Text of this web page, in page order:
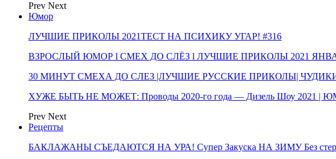
Prev Next
Юмор
ЛУЧШИЕ ПРИКОЛЫ 2021ТЕСТ НА ПСИХИКУ УГАР! #316
ВЗРОСЛЫЙ ЮМОР l СМЕХ ДО СЛЁЗ l ЛУЧШИЕ ПРИКОЛЫ 2021 ЯНВАРЬ
30 МИНУТ СМЕХА ДО СЛЕЗ |ЛУЧШИЕ РУССКИЕ ПРИКОЛЫ| ЧУДИКИ
ХУЖЕ БЫТЬ НЕ МОЖЕТ: Проводы 2020-го года — Дизель Шоу 2021 |
Prev Next
Рецепты
БАКЛАЖАНЫ СЪЕДАЮТСЯ НА УРА! Супер Закуска НА ЗИМУ Без